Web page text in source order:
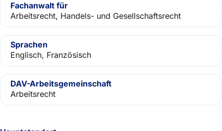
Fachanwalt für
Arbeitsrecht, Handels- und Gesellschaftsrecht
Sprachen
Englisch, Französisch
DAV-Arbeitsgemeinschaft
Arbeitsrecht